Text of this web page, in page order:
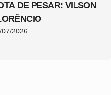
DE PESAR: VILSON
07/2026